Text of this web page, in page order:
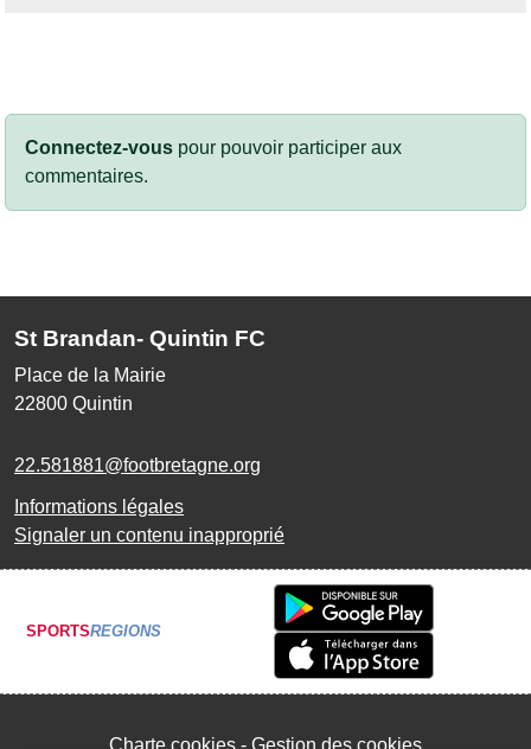
Connectez-vous pour pouvoir participer aux
commentaires.
St Brandan- Quintin FC
Place de la Mairie
22800 Quintin
22.581881@footbretagne.org
Informations légales
Signaler un contenu inapproprié
SPORTSREGIONS
Charte cookies Gestion des cookies